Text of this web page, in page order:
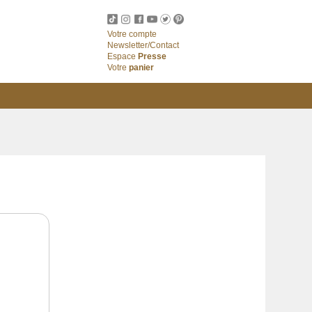
Votre compte
Newsletter/Contact
Espace Presse
Votre panier